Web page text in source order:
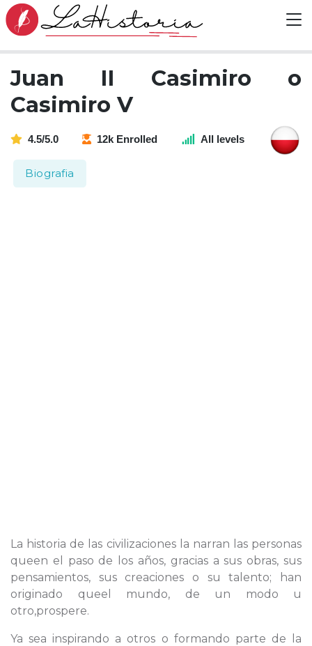
Juan II Casimiro o
Casimiro V
4.5/5.0 12k Enrolled All levels
Biografia
La historia de las civilizaciones la narran las personas
queen el paso de los años, gracias a sus obras, sus
pensamientos, sus creaciones o su talento; han
originado queel mundo, de un modo u
otro,prospere.
Ya sea inspirando a otros o formando parte de la